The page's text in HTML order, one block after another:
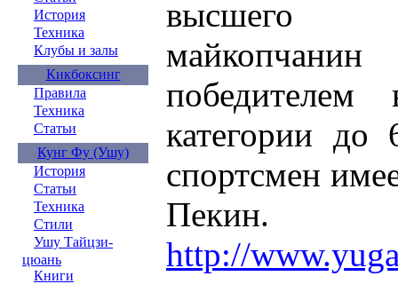
История
Техника
Клубы и залы
Кикбоксинг
Правила
Техника
Статьи
Кунг Фу (Ушу)
История
Статьи
Техника
Стили
Ушу Тайцзи-
цюань
Книги
высшего
категории до
спортсмен
Пекин.
http://